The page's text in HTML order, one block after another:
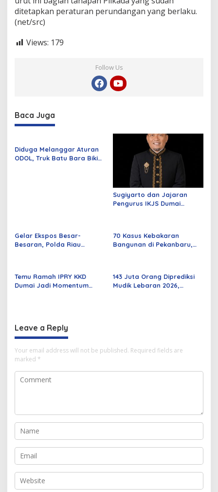
ditetapkan peraturan perundangan yang berlaku.
(net/src)
Views: 179
Follow Us
Baca Juga
Diduga Melanggar Aturan
ODOL, Truk Batu Bara Bikin
Sugiyarto dan Jajaran
Pengurus IKJS Dumai
Gelar Ekspos Besar-
Besaran, Polda Riau
70 Kasus Kebakaran
Bangunan di Pekanbaru,
Temu Ramah IPRY KKD
Dumai Jadi Momentum
143 Juta Orang Diprediksi
Mudik Lebaran 2026,
Leave a Reply
Your email address will not be published. Required fields are
marked *